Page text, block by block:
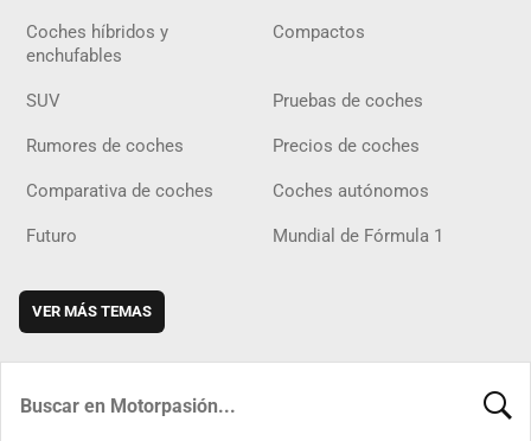
Coches híbridos y
enchufables
Compactos
SUV Pruebas de coches
Rumores de coches Precios de coches
Comparativa de coches Coches autónomos
Futuro Mundial de Fórmula 1
VER MÁS TEMAS